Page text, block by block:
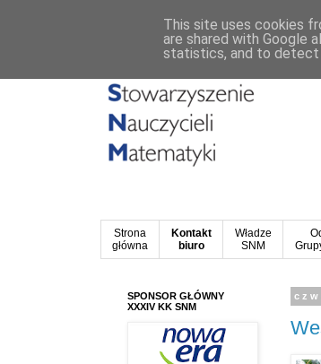
Strona
główna
Kontakt
biuro
Władze
SNM
SPONSOR GŁÓWNY
XXXIV KK SNM
This site uses cookies
are shared with Google
statistics, and to detect